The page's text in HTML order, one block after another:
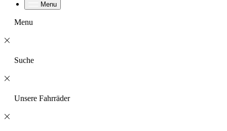
Menu
Menu
Suche
Unsere Fahrräder